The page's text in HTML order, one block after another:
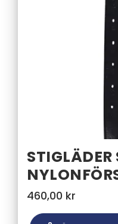
STIGLÄDER
460,00 kr